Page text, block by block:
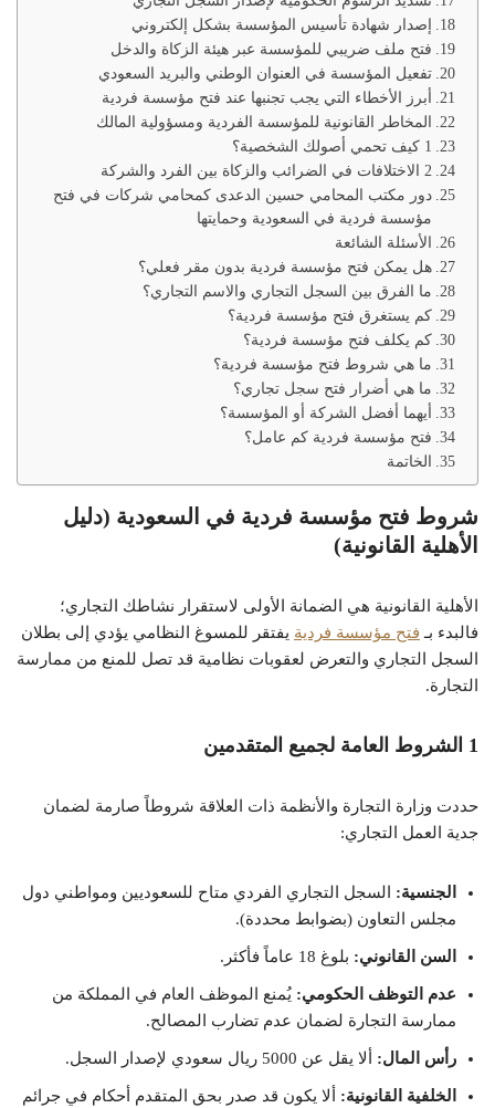
إصدار شهادة تأسيس المؤسسة بشكل إلكتروني
فتح ملف ضريبي للمؤسسة عبر هيئة الزكاة والدخل
تفعيل المؤسسة في العنوان الوطني والبريد السعودي
أبرز الأخطاء التي يجب تجنبها عند فتح مؤسسة فردية
المخاطر القانونية للمؤسسة الفردية ومسؤولية المالك
1 كيف تحمي أصولك الشخصية؟
2 الاختلافات في الضرائب والزكاة بين الفرد والشركة
دور مكتب المحامي حسين الدعدى كمحامي شركات في فتح
مؤسسة فردية في السعودية وحمايتها
الأسئلة الشائعة
هل يمكن فتح مؤسسة فردية بدون مقر فعلي؟
ما الفرق بين السجل التجاري والاسم التجاري؟
كم يستغرق فتح مؤسسة فردية؟
كم يكلف فتح مؤسسة فردية؟
ما هي شروط فتح مؤسسة فردية؟
ما هي أضرار فتح سجل تجاري؟
أيهما أفضل الشركة أو المؤسسة؟
فتح مؤسسة فردية كم عامل؟
الخاتمة
شروط فتح مؤسسة فردية في السعودية (دليل
الأهلية القانونية)
الأهلية القانونية هي الضمانة الأولى لاستقرار نشاطك التجاري؛
فالبدء بـ فتح مؤسسة فردية يفتقر للمسوغ النظامي يؤدي إلى بطلان
السجل التجاري والتعرض لعقوبات نظامية قد تصل للمنع من ممارسة
التجارة.
1 الشروط العامة لجميع المتقدمين
حددت وزارة التجارة والأنظمة ذات العلاقة شروطاً صارمة لضمان
جدية العمل التجاري:
الجنسية: السجل التجاري الفردي متاح للسعوديين ومواطني دول
مجلس التعاون (بضوابط محددة).
السن القانوني: بلوغ 18 عاماً فأكثر.
عدم التوظف الحكومي: يُمنع الموظف العام في المملكة من
ممارسة التجارة لضمان عدم تضارب المصالح.
رأس المال: ألا يقل عن 5000 ريال سعودي لإصدار السجل.
الخلفية القانونية: ألا يكون قد صدر بحق المتقدم أحكام في جرائم